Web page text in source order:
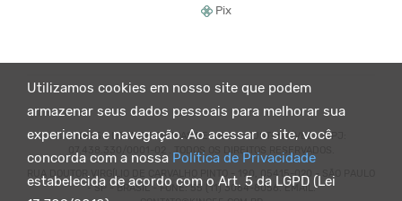
Utilizamos cookies em nosso site que podem
armazenar seus dados pessoais para melhorar sua
experiencia e navegação. Ao acessar o site, você
concorda com a nossa Política de Privacidade
estabelecida de acordo com o Art. 5 da LGPD (Lei
Pix
© KING55 - LOJA DE ROUPAS VEGANO E SUSTENTÁVEL. CNPJ:
07.438.330/0001-02 . TODOS OS DIREITOS RESERVADOS.
RUA DOUTOR VIRGÍLIO DE CARVALHO PINTO - 190, 05415-020 - SÃO PAULO
- SP - BRASIL - FONE: 55 (11) 3064-8056. EMAIL: